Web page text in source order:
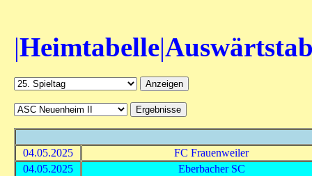
|Heimtabelle|
04.05.2025
FC Frauenweiler
04.05.2025
Eberbacher SC